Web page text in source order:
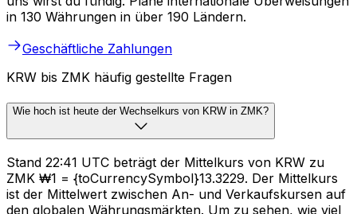
in 130 Währungen in über 190 Ländern.
Geschäftliche Zahlungen
KRW bis ZMK häufig gestellte Fragen
Wie hoch ist heute der Wechselkurs von KRW in ZMK?
Stand 22:41 UTC beträgt der Mittelkurs von KRW zu
ZMK ₩1 = {toCurrencySymbol}13.3229. Der Mittelkurs
ist der Mittelwert zwischen An- und Verkaufskursen auf
den globalen Währungsmärkten. Um zu sehen, wie viel